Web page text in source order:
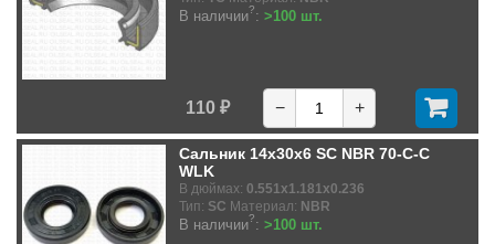
В наличии?: >100 шт.
110 ₽ − +
Сальник 14x30x6 SC NBR 70-C-C
WLK
В дюймах: 0.551x1.181x0.236
Тип: SC Материал: NBR
В наличии?: >100 шт.